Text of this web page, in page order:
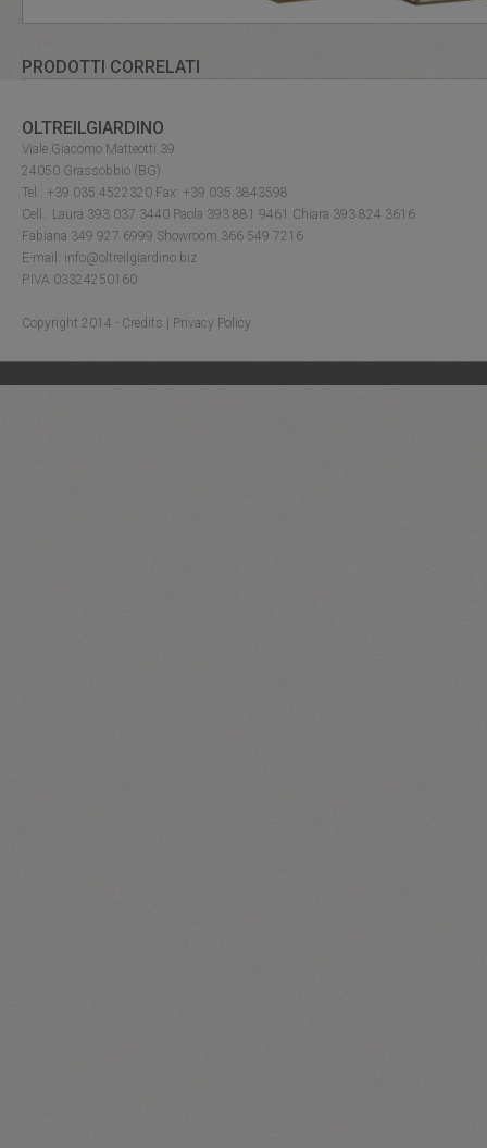
PRODOTTI CORRELATI
OLTREILGIARDINO
Viale Giacomo Matteotti 39
24050 Grassobbio (BG)
Tel.: +39 035.4522320 Fax: +39 035.3843598
Cell.: Laura 393 037 3440 Paola 393 881 9461 Chiara 393 824 3616
Fabiana 349 927 6999 Showroom 366 549 7216
E-mail: info@oltreilgiardino.biz
P.IVA 03324250160
Copyright 2014 - Credits Privacy Policy